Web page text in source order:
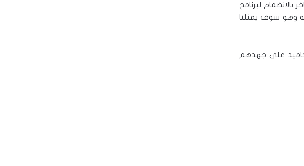
لبرنامج
وهو سوف يمثلنا
على جهدهم